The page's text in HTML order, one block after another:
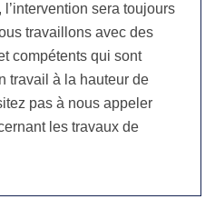
sera toujours
travaillons avec des
compétents qui sont
travail à la hauteur de
pas à nous appeler
les travaux de